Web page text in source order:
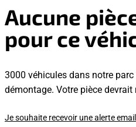
Aucune
pour ce
3000 véhicules dans notre
démontage. Votre pièce devrait
Je souhaite recevoir une alerte